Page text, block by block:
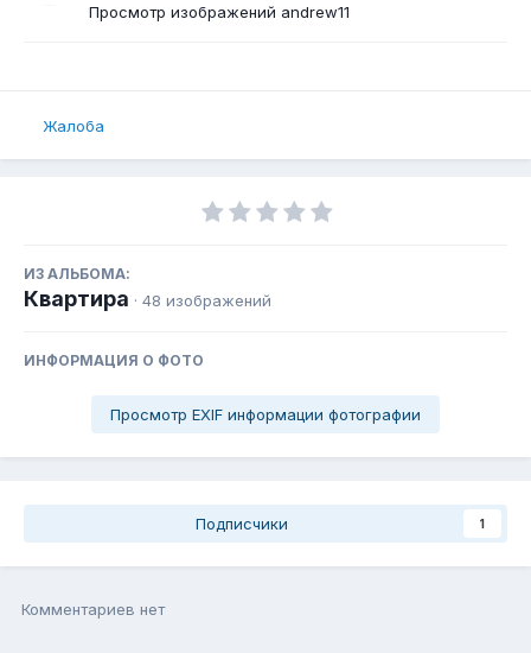
Просмотр изображений andrew11
Жалоба
ИЗ АЛЬБОМА:
Квартира · 48 изображений
ИНФОРМАЦИЯ О ФОТО
Просмотр EXIF информации фотографии
Подписчики 1
Комментариев нет